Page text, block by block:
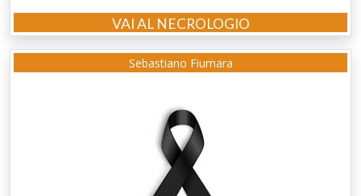
VAI AL NECROLOGIO
Sebastiano Fiumara